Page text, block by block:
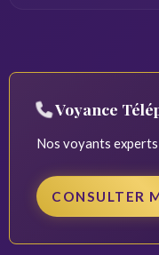
Voyance
Nos voyants
CONSULTER